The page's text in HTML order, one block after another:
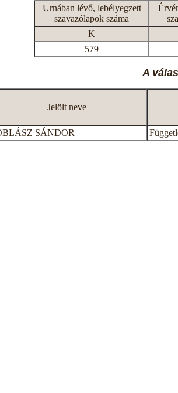
Urnában lévő, lebélyegzett
szavazólapok száma
K
579
A
Jelölt neve
SÁNDOR